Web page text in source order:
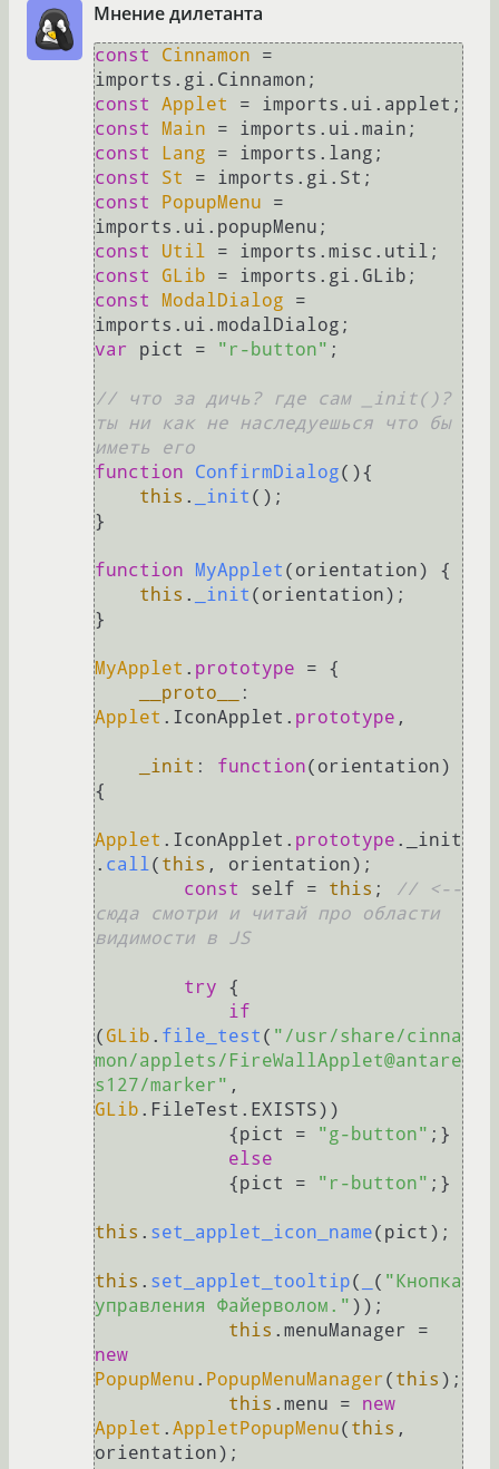
Мнение дилетанта
const Cinnamon =
imports. gi . Cinnamon
const
Applet = imports. ui . applet
const
Main = imports. ui . main
const
Lang = imports. lang
const
St = imports. gi . St
const
PopupMenu =
imports. ui . popupMenu
const
Util = imports. misc . util
const
GLib = imports. gi . GLib
const
ModalDialog =
imports. ui . modalDialog
var
pict = "r-button" ;
// что за дичь? где сам _init()?
ты ни как не наследуешься что бы
иметь его
function
ConfirmDialog( ){
this . _init ();
}
function MyApplet ( orientation) {
this . _init (orientation);
}
MyApplet . prototype = {
__proto__
Applet . IconApplet . prototype ,
_init : function( orientation)
{
Applet . IconApplet . prototype .
_init
. call( this , orientation);
const
self = this ;
// <--
сюда смотри и читай про области
видимости в JS
try {
if
( GLib . file_test ( "/usr/share/cinna
mon/applets/FireWallApplet@antare
s127/marker"
GLib . FileTest . EXISTS))
            {pict =
"g-button" ;}
else
            {pict =
"r-button" ;}
this . set_applet_icon_name(pict);
this . set_applet_tooltip( ( "Кнопка
управления Файерволом." ));
this . menuManager
new
PopupMenu . PopupMenuManager( this );
this . menu = new
Applet . AppletPopupMenu( this ,
orientation);